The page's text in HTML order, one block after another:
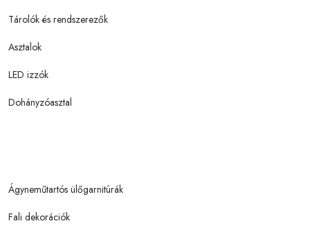
Tárolók és rendszerezők
Asztalok
LED izzók
Dohányzóasztal
Ágyneműtartós ülőgarnitúrák
Fali dekorációk